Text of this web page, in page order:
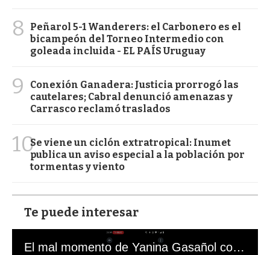
8
Peñarol 5-1 Wanderers: el Carbonero es el
bicampeón del Torneo Intermedio con
goleada incluida - EL PAÍS Uruguay
9
Conexión Ganadera: Justicia prorrogó las
cautelares; Cabral denunció amenazas y
Carrasco reclamó traslados
10Se viene un ciclón extratropical: Inumet
publica un aviso especial a la población por
tormentas y viento
Te puede interesar
El mal momento de Yanina Gasañol con un hincha argentino en "Subrayado"